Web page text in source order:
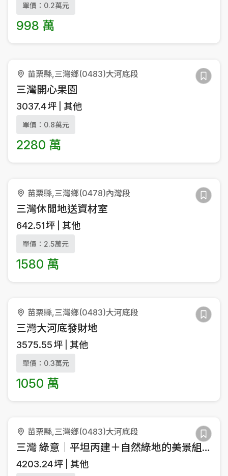
單價：0.2萬元
998 萬
苗栗縣,三灣鄉(0483)大河底段
三灣開心果園
3037.4坪 其他
單價：0.8萬元
2280 萬
苗栗縣,三灣鄉(0478)內灣段
三灣休閒地送資材室
642.51坪 其他
單價：2.5萬元
1580 萬
苗栗縣,三灣鄉(0483)大河底段
三灣大河底發財地
3575.55坪 其他
單價：0.3萬元
1050 萬
苗栗縣,三灣鄉(0483)大河底段
三灣 綠意｜平坦丙建＋自然綠地的美景組合
4203.24坪 其他